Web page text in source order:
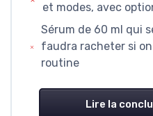
et modes, avec
Sérum de 60 ml qui
faudra racheter si
routine
Lire la